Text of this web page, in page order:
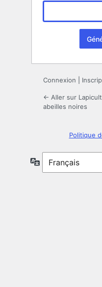
Connexion
← Aller sur
abeilles noires
Politique
Langue